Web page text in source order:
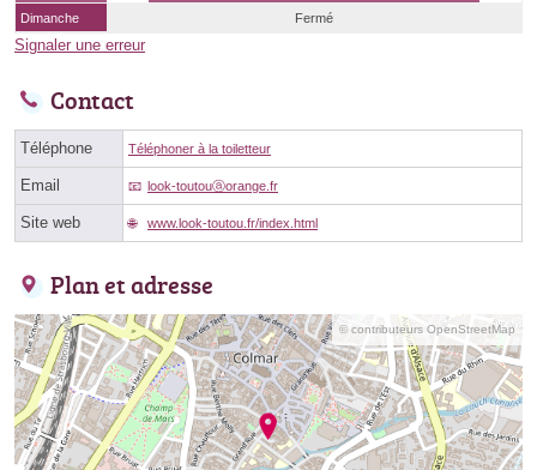
Dimanche
Fermé
Signaler une erreur
Contact
Téléphone Téléphoner à la toiletteur
Email look-toutouⓐorange.fr
Site web www.look-toutou.fr/index.html
Plan et adresse
© contributeurs OpenStreetMap